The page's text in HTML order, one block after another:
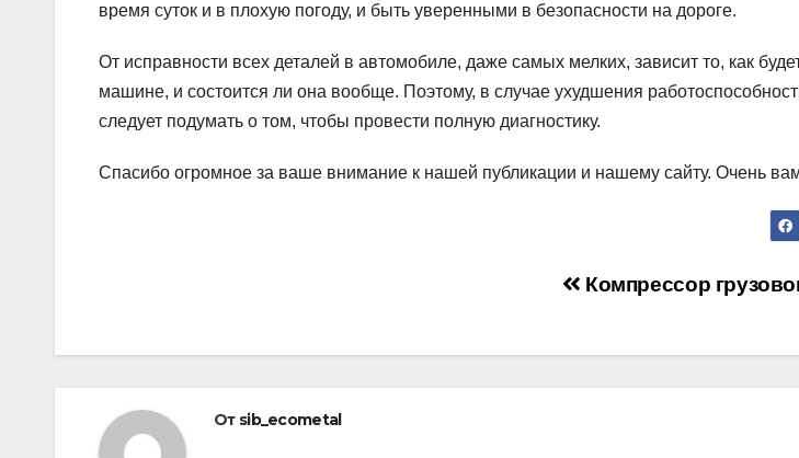
время суток и в плохую погоду, и быть уверенными в безопасности на дороге.
От исправности всех деталей в автомобиле, даже самых мелких, зависит то, как
машине, и состоится ли она вообще. Поэтому, в случае ухудшения
следует подумать о том, чтобы провести полную диагностику.
Спасибо огромное за ваше внимание к нашей публикации и нашему сайту. Очень
Компрессор
От sib_ecometal